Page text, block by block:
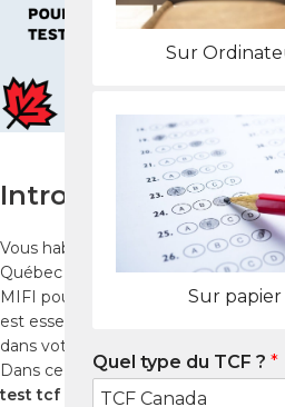
Sur
Sur papier
Quel type du TCF ? *
Introduction
Vous habitez à Osasco et votre
Québec ? Le
tcf quebecest un
MIFI pour évaluer votre niveau de
est essentiel pour maximiser vos
dans votre projet d’immigration.
Dans ce guide complet, vous
test tcf quebecà Osasco :